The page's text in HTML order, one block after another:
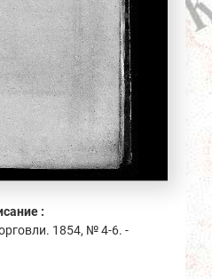
:
1854, № 4-6. -